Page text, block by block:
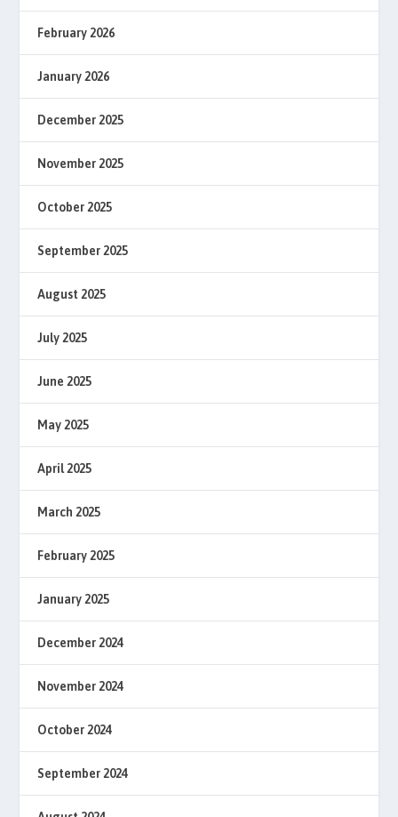
February 2026
January 2026
December 2025
November 2025
October 2025
September 2025
August 2025
July 2025
June 2025
May 2025
April 2025
March 2025
February 2025
January 2025
December 2024
November 2024
October 2024
September 2024